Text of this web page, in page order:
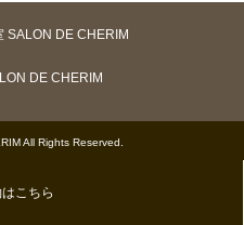
こちら
SALON DE CHERIM
All Rights Reserved.